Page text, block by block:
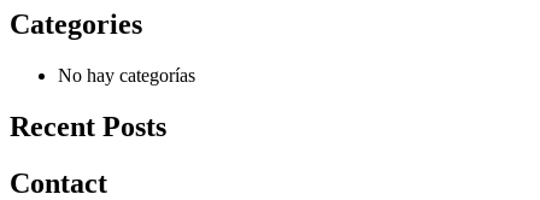
Categories
No hay categorías
Recent Posts
Contact